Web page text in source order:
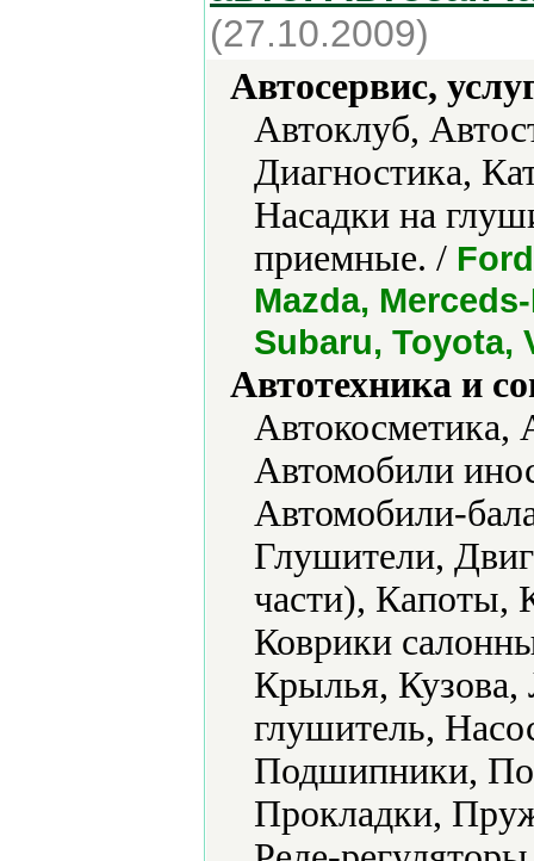
(27.10.2009)
Автосервис,
Автоклуб,
Диагностика,
Насадки на
приемные. /
Mazda,
Subaru, Toyota,
Автотехника и
Автокосметика,
Автомобили
Автомобили-
Глушители,
части), Капоты,
Коврики
Крылья, Кузова,
глушитель,
Подшипники,
Прокладки,